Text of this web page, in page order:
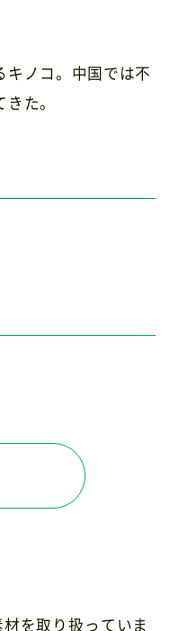
キノコ。中国では不
た。
を取り扱っていま